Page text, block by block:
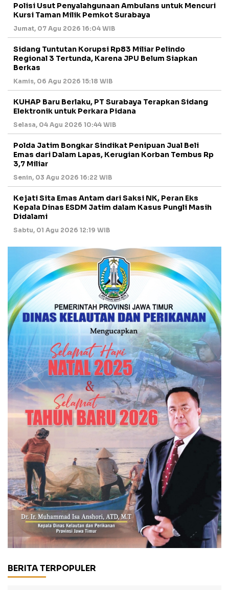
Polisi Usut Penyalahgunaan Ambulans untuk Mencuri
Kursi Taman Milik Pemkot Surabaya
Jumat, 07 Agu 2026 16:04 WIB
Sidang Tuntutan Korupsi Rp83 Miliar Pelindo
Regional 3 Tertunda, Karena JPU Belum Siapkan
Berkas
Kamis, 06 Agu 2026 15:18 WIB
KUHAP Baru Berlaku, PT Surabaya Terapkan Sidang
Elektronik untuk Perkara Pidana
Selasa, 04 Agu 2026 10:44 WIB
Polda Jatim Bongkar Sindikat Penipuan Jual Beli
Emas dari Dalam Lapas, Kerugian Korban Tembus Rp
3,7 Miliar
Senin, 03 Agu 2026 16:22 WIB
Kejati Sita Emas Antam dari Saksi NK, Peran Eks
Kepala Dinas ESDM Jatim dalam Kasus Pungli Masih
Didalami
Sabtu, 01 Agu 2026 12:19 WIB
BERITA TERPOPULER